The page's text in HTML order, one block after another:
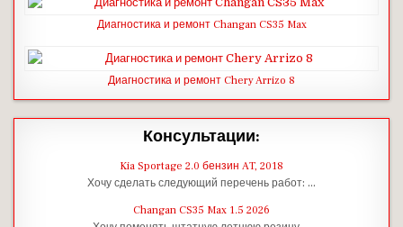
Диагностика и ремонт Changan CS35 Max
Диагностика и ремонт Chery Arrizo 8
Консультации:
Kia Sportage 2.0 бензин AT, 2018
Хочу сделать следующий перечень работ: …
Changan CS35 Max 1.5 2026